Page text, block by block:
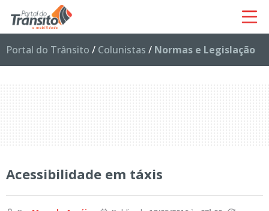
Portal do Trânsito / Colunistas / Normas e Legislação
Acessibilidade em táxis